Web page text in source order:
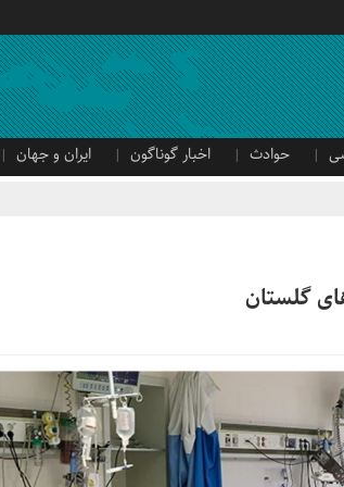
حوادث اخبار گوناگون ایران و جهان